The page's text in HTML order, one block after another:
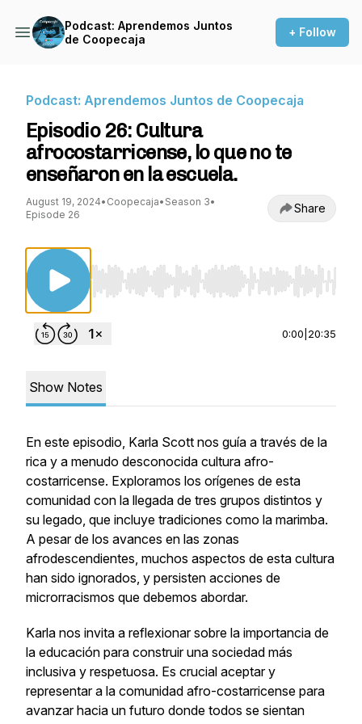
Podcast: Aprendemos Juntos
de Coopecaja
+ Follow
Podcast: Aprendemos Juntos de Coopecaja
Episodio 26: Cultura
afrocostarricense, lo que no te
enseñaron en la escuela.
August 19, 2024• Coopecaja• Season 3•
Episode 26
Share
Use Left/Right to seek, Home/End to jump
0:00 20:35
Show Notes
En este episodio, Karla Scott nos guía a través de la
rica y a menudo desconocida cultura afro-
costarricense. Exploramos los orígenes de esta
comunidad con la llegada de tres grupos distintos y
su legado, que incluye tradiciones como la marimba.
A pesar de los avances en las zonas
afrodescendientes, muchos aspectos de esta cultura
han sido ignorados, y persisten acciones de
microrracismos que debemos abordar.
Karla nos invita a reflexionar sobre la importancia de
la educación para construir una sociedad más
inclusiva y respetuosa. Es crucial aceptar y
representar a la comunidad afro-costarricense para
avanzar hacia un futuro donde todos se sientan